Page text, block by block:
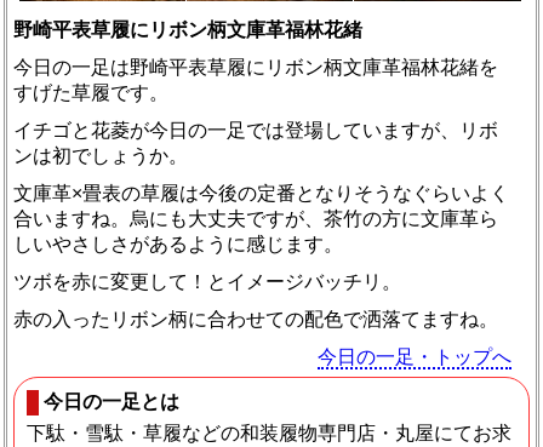
野崎平表草履にリボン柄文庫革福林花緒
今日の一足は野崎平表草履にリボン柄文庫革福林花緒を
すげた草履です。
イチゴと花菱が今日の一足では登場していますが、リボ
ンは初でしょうか。
文庫革×畳表の草履は今後の定番となりそうなぐらいよく
合いますね。烏にも大丈夫ですが、茶竹の方に文庫革ら
しいやさしさがあるように感じます。
ツボを赤に変更して！とイメージバッチリ。
赤の入ったリボン柄に合わせての配色で洒落てますね。
今日の一足・トップへ
今日の一足とは
下駄・雪駄・草履などの和装履物専門店・丸屋にてお求